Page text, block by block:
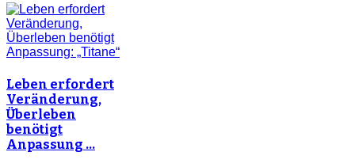
Leben erfordert
Veränderung,
Überleben
benötigt
Anpassung …